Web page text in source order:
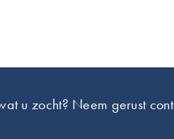
u zocht? Neem gerust